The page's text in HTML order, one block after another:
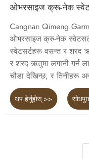
ओभरसाइज क्रू-नेक
Cangnan Qimeng
ओभरसाइज क्रु-नेक
स्वेटसर्टहरू वसन्त र शरद
र शरद ऋतुमा लगानी गर्न
चौडा देखिन्छ, र तिनीहरू
थप हेर्नुहोस् >>